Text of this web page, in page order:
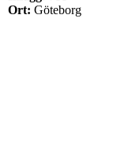
Ort: Göteborg